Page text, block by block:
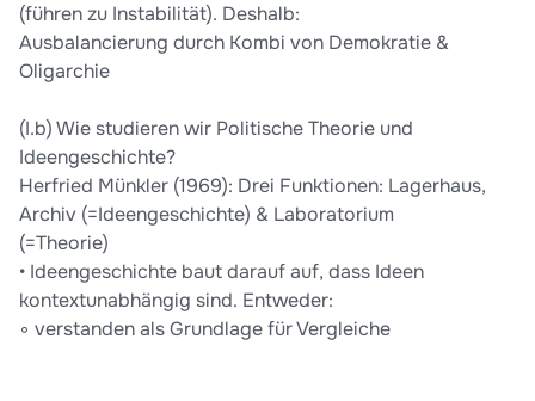
(führen zu Instabilität). Deshalb:
Ausbalancierung durch Kombi von Demokratie &
Oligarchie
(I.b) Wie studieren wir Politische Theorie und
Ideengeschichte?
Herfried Münkler (1969): Drei Funktionen: Lagerhaus,
Archiv (=Ideengeschichte) & Laboratorium
(=Theorie)
• Ideengeschichte baut darauf auf, dass Ideen
kontextunabhängig sind. Entweder:
◦ verstanden als Grundlage für Vergleiche